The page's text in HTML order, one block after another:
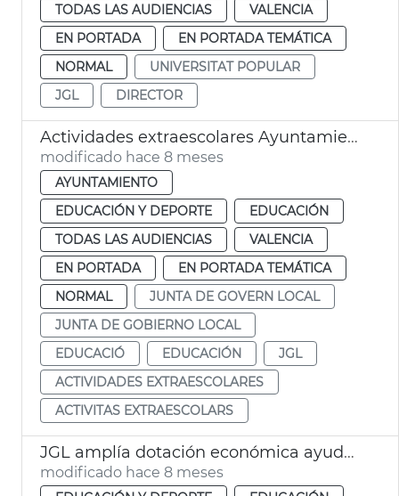
TODAS LAS AUDIENCIAS
VALENCIA
EN PORTADA
EN PORTADA TEMÁTICA
NORMAL
UNIVERSITAT POPULAR
JGL
DIRECTOR
Actividades extraescolares Ayuntamiento de València
modificado hace 8 meses
AYUNTAMIENTO
EDUCACIÓN Y DEPORTE
EDUCACIÓN
TODAS LAS AUDIENCIAS
VALENCIA
EN PORTADA
EN PORTADA TEMÁTICA
NORMAL
JUNTA DE GOVERN LOCAL
JUNTA DE GOBIERNO LOCAL
EDUCACIÓ
EDUCACIÓN
JGL
ACTIVIDADES EXTRAESCOLARES
ACTIVITAS EXTRAESCOLARS
JGL amplía dotación económica ayudes comedor y escuela de verano
modificado hace 8 meses